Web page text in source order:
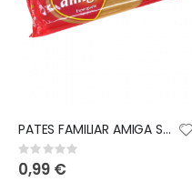
PATES FAMILIAR AMIGA SPAGHETTI 500GR
Rating:
0%
0,99 €